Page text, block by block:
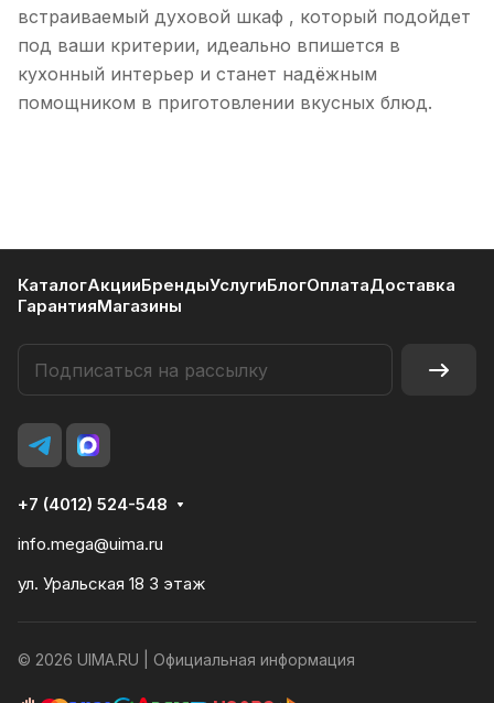
встраиваемый духовой шкаф , который подойдет
под ваши критерии, идеально впишется в
кухонный интерьер и станет надёжным
помощником в приготовлении вкусных блюд.
КаталогАкцииБрендыУслугиБлогОплатаДоставка
ГарантияМагазины
+7 (4012) 524-548
info.mega@uima.ru
ул. Уральская 18 3 этаж
© 2026 UIMA.RU | Официальная информация